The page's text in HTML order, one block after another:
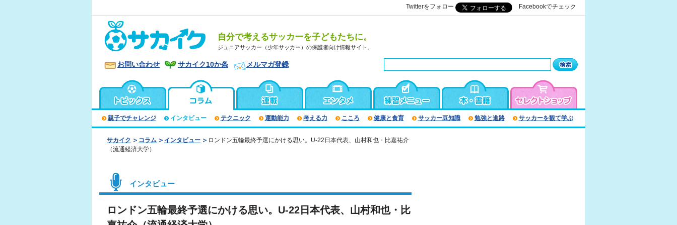
Twitterをフォロー Facebookでチェック
自分で考えるサッカーを子どもたちに。
ジュニアサッカー（少年サッカー）の保護者向け情報サイト。
お問い合わせ サカイク10か条 メルマガ登録
親子でチャレンジ インタビュー テクニック 運動能力 考える力 こころ 健康と食育 サッカー豆知識 勉強と進路 サッカーを観て学ぶ
サカイク コラム インタビュー
ロンドン五輪最終予選にかける思い。U-22日本代表、山村和也・比嘉祐介
（流通経済大学）
インタビュー
ロンドン五輪最終予選にかける思い。U-22日本代表、山村和也・比